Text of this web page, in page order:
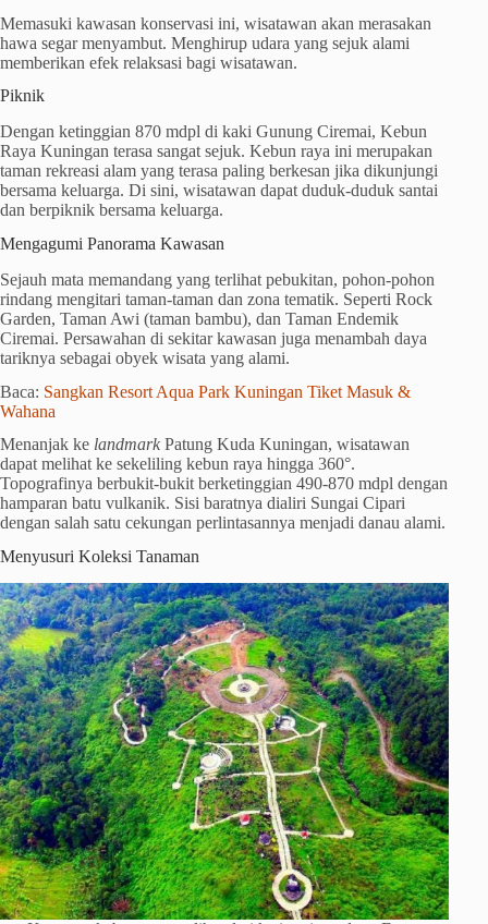
Memasuki kawasan konservasi ini, wisatawan akan merasakan
hawa segar menyambut. Menghirup udara yang sejuk alami
memberikan efek relaksasi bagi wisatawan.
Piknik
Dengan ketinggian 870 mdpl di kaki Gunung Ciremai, Kebun
Raya Kuningan terasa sangat sejuk. Kebun raya ini merupakan
taman rekreasi alam yang terasa paling berkesan jika dikunjungi
bersama keluarga. Di sini, wisatawan dapat duduk-duduk santai
dan berpiknik bersama keluarga.
Mengagumi Panorama Kawasan
Sejauh mata memandang yang terlihat pebukitan, pohon-pohon
rindang mengitari taman-taman dan zona tematik. Seperti Rock
Garden, Taman Awi (taman bambu), dan Taman Endemik
Ciremai. Persawahan di sekitar kawasan juga menambah daya
tariknya sebagai obyek wisata yang alami.
Baca: Sangkan Resort Aqua Park Kuningan Tiket Masuk &
Wahana
Menanjak ke landmark Patung Kuda Kuningan, wisatawan
dapat melihat ke sekeliling kebun raya hingga 360°.
Topografinya berbukit-bukit berketinggian 490-870 mdpl dengan
hamparan batu vulkanik. Sisi baratnya dialiri Sungai Cipari
dengan salah satu cekungan perlintasannya menjadi danau alami.
Menyusuri Koleksi Tanaman